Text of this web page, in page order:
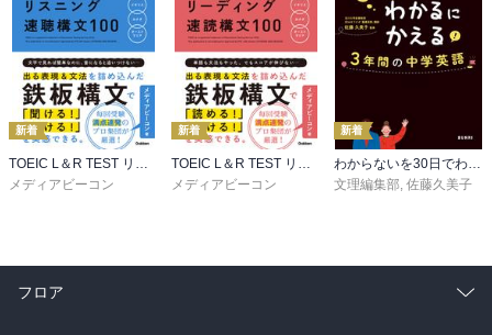
新着
メディアビーコン
新着
メディアビーコン
新着
文理編集部 佐藤久美子
フロア